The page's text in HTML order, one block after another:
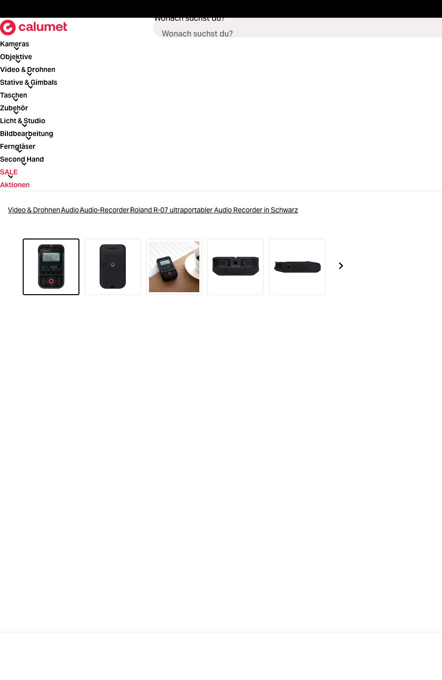
Wonach suchst du?
Kameras
Kameras
Objektive
Objektive
Video & Drohnen
Video & Drohnen
Stative & Gimbals
Stative & Gimbals
Taschen
Taschen
Zubehör
Zubehör
Licht & Studio
Licht & Studio
Bildbearbeitung
Bildbearbeitung
Ferngläser
Ferngläser
Second Hand
Second Hand
SALE
SALE
Aktionen
Video & DrohnenAudioAudio-RecorderRoland R-07 ultraportabler Audio Recorder in Schwarz